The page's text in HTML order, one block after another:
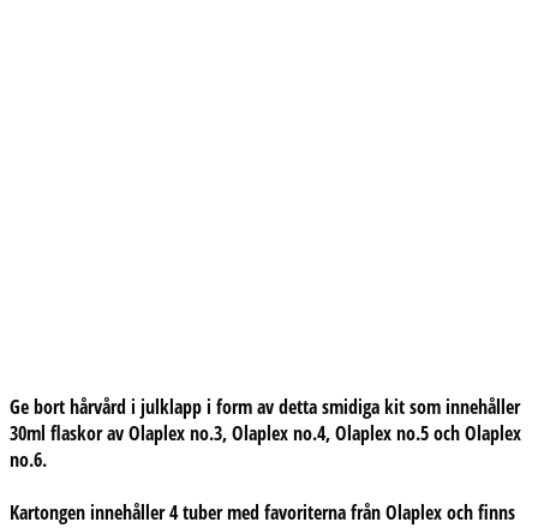
Ge bort hårvård i julklapp i form av detta smidiga kit som innehåller
30ml flaskor av Olaplex no.3, Olaplex no.4, Olaplex no.5 och Olaplex
no.6.
Kartongen innehåller 4 tuber med favoriterna från Olaplex och finns